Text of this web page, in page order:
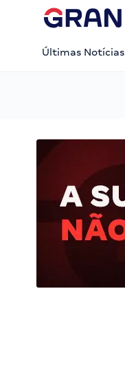
Últimas Notícias